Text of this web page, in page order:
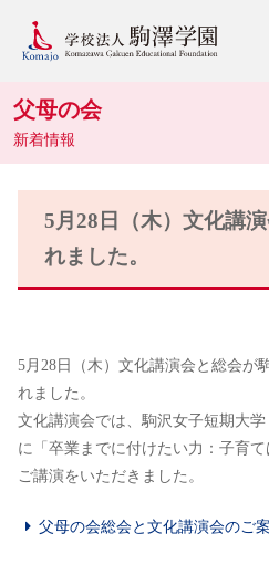
父母の会
新着情報
5月28日（木）文化講
れました。
5月28日（木）文化講演会と総会
れました。
文化講演会では、駒沢女子短期
に「卒業までに付けたい力：子育
ご講演をいただきました。
父母の会総会と文化講演会のご